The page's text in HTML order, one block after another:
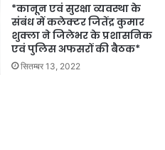
*कानून एवं सुरक्षा व्यवस्था के
संबंध में कलेक्टर जितेंद्र कुमार
शुक्ला ने जिलेभर के प्रशासनिक
एवं पुलिस अफसरों की बैठक*
सितम्बर 13, 2022